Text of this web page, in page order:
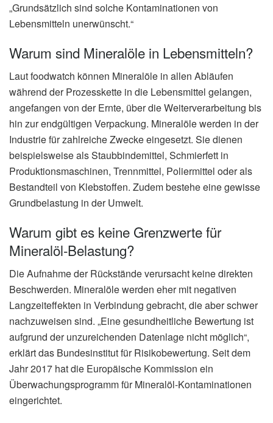
„Grundsätzlich sind solche Kontaminationen von
Lebensmitteln unerwünscht.“
Warum sind Mineralöle in Lebensmitteln?
Laut foodwatch können Mineralöle in allen Abläufen
während der Prozesskette in die Lebensmittel gelangen,
angefangen von der Ernte, über die Weiterverarbeitung bis
hin zur endgültigen Verpackung. Mineralöle werden in der
Industrie für zahlreiche Zwecke eingesetzt. Sie dienen
beispielsweise als Staubbindemittel, Schmierfett in
Produktionsmaschinen, Trennmittel, Poliermittel oder als
Bestandteil von Klebstoffen. Zudem bestehe eine gewisse
Grundbelastung in der Umwelt.
Warum gibt es keine Grenzwerte für
Mineralöl-Belastung?
Die Aufnahme der Rückstände verursacht keine direkten
Beschwerden. Mineralöle werden eher mit negativen
Langzeiteffekten in Verbindung gebracht, die aber schwer
nachzuweisen sind. „Eine gesundheitliche Bewertung ist
aufgrund der unzureichenden Datenlage nicht möglich“,
erklärt das Bundesinstitut für Risikobewertung. Seit dem
Jahr 2017 hat die Europäische Kommission ein
Überwachungsprogramm für Mineralöl-Kontaminationen
eingerichtet.